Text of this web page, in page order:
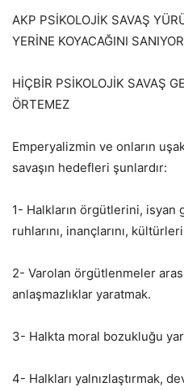
AKP PSİKOLOJİK SAVAŞ
YERİNE KOYACAĞINI
HİÇBİR PSİKOLOJİK SAVAŞ
ÖRTEMEZ
Emperyalizmin ve onların
savaşın hedefleri şunlardır:
1- Halkların örgütlerini,
ruhlarını, inançlarını,
2- Varolan örgütlenmeler
anlaşmazlıklar yaratmak.
3- Halkta moral bozukluğu
4- Halkları yalnızlaştırmak,